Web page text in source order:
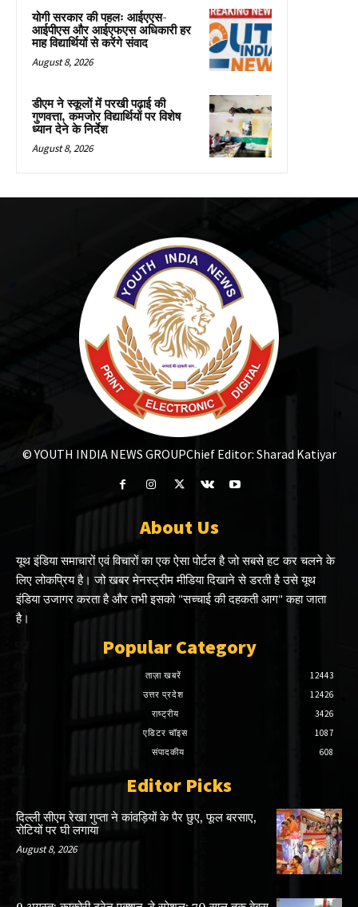
योगी सरकार की पहलः आईएएस-
आईपीएस और आईएफएस अधिकारी हर
माह विद्यार्थियों से करेंगे संवाद
August 8, 2026
डीएम ने स्कूलों में परखी पढ़ाई की
गुणवत्ता, कमजोर विद्यार्थियों पर विशेष
ध्यान देने के निर्देश
August 8, 2026
© YOUTH INDIA NEWS GROUPChief Editor: Sharad Katiyar
About Us
यूथ इंडिया समाचारों एवं विचारों का एक ऐसा पोर्टल है जो सबसे हट कर चलने के
लिए लोकप्रिय है। जो खबर मेनस्ट्रीम मीडिया दिखाने से डरती है उसे यूथ
इंडिया उजागर करता है और तभी इसको "सच्चाई की दहकती आग" कहा जाता
है।
Popular Category
ताज़ा खबरें
12443
उत्तर प्रदेश
12426
राष्ट्रीय
3426
एडिटर चॉइस
1087
संपादकीय
608
Editor Picks
दिल्ली सीएम रेखा गुप्ता ने कांवड़ियों के पैर छुए, फूल बरसाए,
रोटियों पर घी लगाया
August 8, 2026